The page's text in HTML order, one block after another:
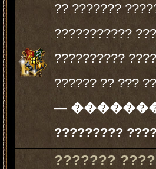
?? ???????
???????????
??????????
?????? ?? ???
—
?????????
???????